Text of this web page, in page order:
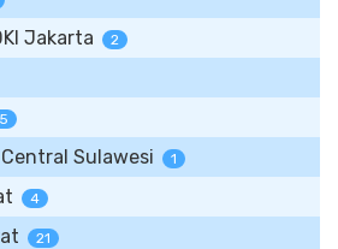
Jakarta 2
5
Sulawesi 1
4
21